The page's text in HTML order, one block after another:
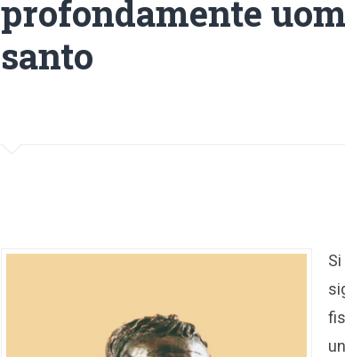
profondamente
santo